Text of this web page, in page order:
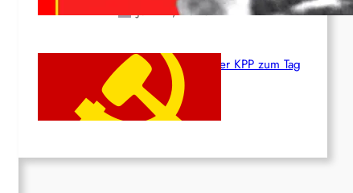
Juni 19, 2026
Beschluss des ZK der KPP zum Tag
des Heldentums
Juni 19, 2026